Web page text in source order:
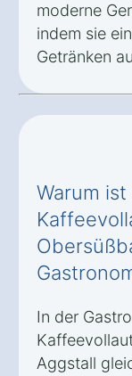
moderne
indem sie
Getränken
Warum ist
In der
Aggstall